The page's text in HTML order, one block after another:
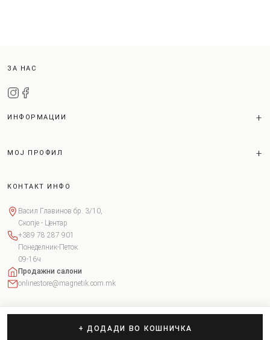
+ ДОДАДИ ВО КОШНИЧКА
ЗА НАС
ИНФОРМАЦИИ
МОЈ ПРОФИЛ
КОНТАКТ ИНФО
Васил Главинов бр. 3/10,
Скопје - Центар
+389 78 287 901
Понеделник-Петок
09-16ч
Продажни салони
onlinestore@magnetik.com.mk
Copyright © 2026 Magnetik. Сите права задржани. Поставки за колачиња